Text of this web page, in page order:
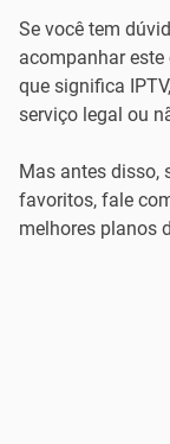
Se você tem
acompanhar
que significa
serviço legal ou
Mas antes disso,
favoritos, fale
melhores planos